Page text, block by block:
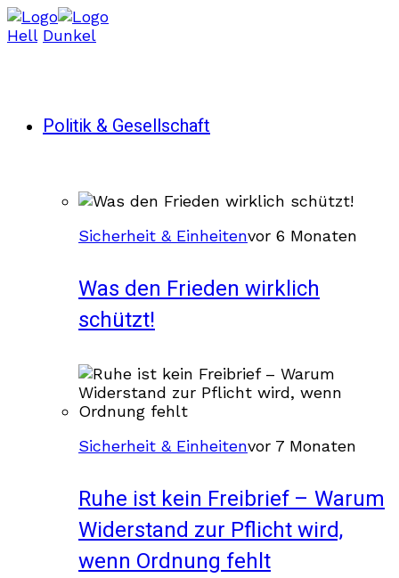
Hell Dunkel
Politik & Gesellschaft
Sicherheit & Einheitenvor 6 Monaten
Was den Frieden wirklich
schützt!
Sicherheit & Einheitenvor 7 Monaten
Ruhe ist kein Freibrief – Warum
Widerstand zur Pflicht wird,
wenn Ordnung fehlt